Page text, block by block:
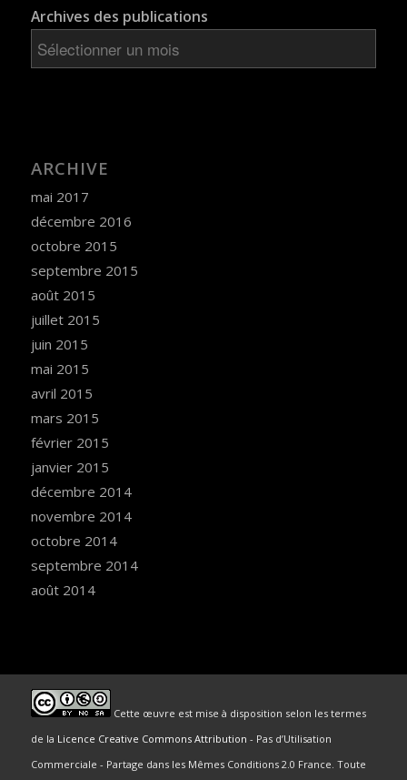
Archives des publications
ARCHIVE
mai 2017
décembre 2016
octobre 2015
septembre 2015
août 2015
juillet 2015
juin 2015
mai 2015
avril 2015
mars 2015
février 2015
janvier 2015
décembre 2014
novembre 2014
octobre 2014
septembre 2014
août 2014
Cette œuvre est mise à disposition selon les termes
de la Licence Creative Commons Attribution - Pas d’Utilisation
Commerciale - Partage dans les Mêmes Conditions 2.0 France. Toute